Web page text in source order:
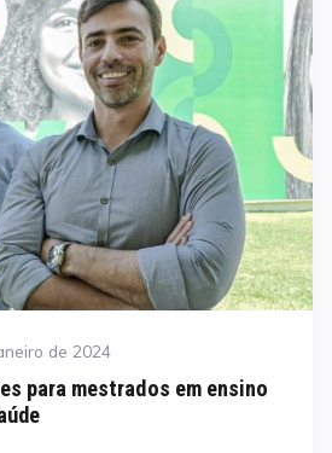
de 2024
para mestrados em ensino